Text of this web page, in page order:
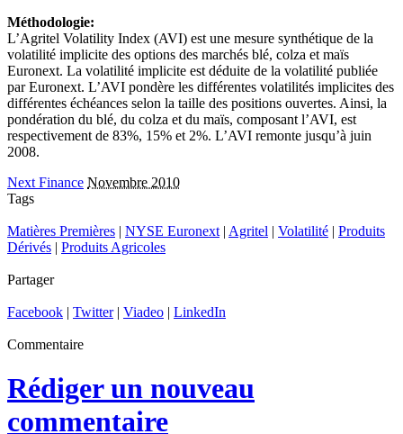
Méthodologie:
L’Agritel Volatility Index (AVI) est une mesure synthétique de la
volatilité implicite des options des marchés blé, colza et maïs
Euronext. La volatilité implicite est déduite de la volatilité publiée
par Euronext. L’AVI pondère les différentes volatilités implicites des
différentes échéances selon la taille des positions ouvertes. Ainsi, la
pondération du blé, du colza et du maïs, composant l’AVI, est
respectivement de 83%, 15% et 2%. L’AVI remonte jusqu’à juin
2008.
Next Finance Novembre 2010
Tags
Matières Premières | NYSE Euronext | Agritel | Volatilité | Produits
Dérivés | Produits Agricoles
Partager
Facebook | Twitter| Viadeo | LinkedIn
Commentaire
Rédiger un nouveau
commentaire